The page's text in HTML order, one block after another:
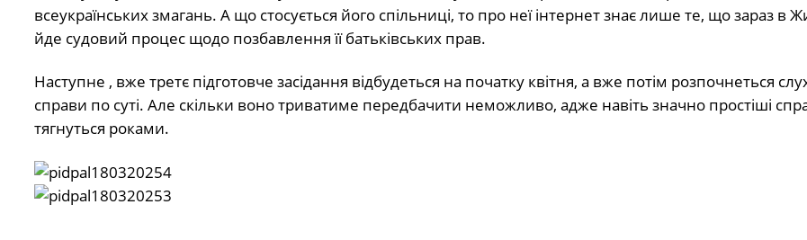
всеукраїнських змагань. А що стосується його спільниці, то про неї інтернет знає лише те, що зараз в
йде судовий процес щодо позбавлення її батьківських прав.
Наступне , вже третє підготовче засідання відбудеться на початку квітня, а вже потім розпочнеться
справи по суті. Але скільки воно триватиме передбачити неможливо, адже навіть значно простіші
тягнуться роками.